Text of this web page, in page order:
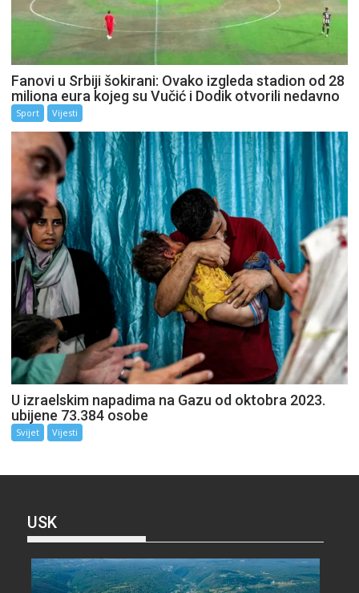
Fanovi u Srbiji šokirani: Ovako izgleda stadion od 28
miliona eura kojeg su Vučić i Dodik otvorili nedavno
Sport Vijesti
U izraelskim napadima na Gazu od oktobra 2023.
ubijene 73.384 osobe
Svijet Vijesti
USK